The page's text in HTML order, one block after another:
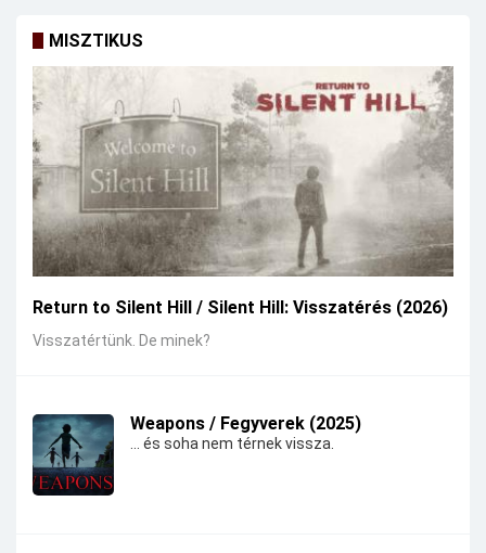
MISZTIKUS
Return to Silent Hill / Silent Hill: Visszatérés (2026)
Visszatértünk. De minek?
Weapons / Fegyverek (2025)
... és soha nem térnek vissza.